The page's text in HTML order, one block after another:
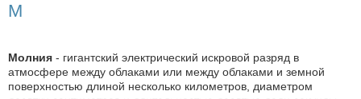
М
Молния - гигантский электрический искровой разряд в
атмосфере между облаками или между облаками и земной
поверхностью длиной несколько километров, диаметром